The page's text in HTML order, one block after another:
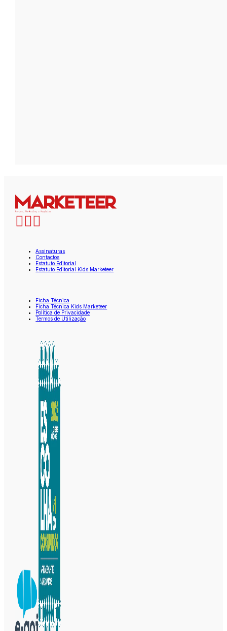
Assinaturas
Contactos
Estatuto Editorial
Estatuto Editorial Kids Marketeer
Ficha Técnica
Ficha Técnica Kids Marketeer
Política de Privacidade
Termos de Utilização